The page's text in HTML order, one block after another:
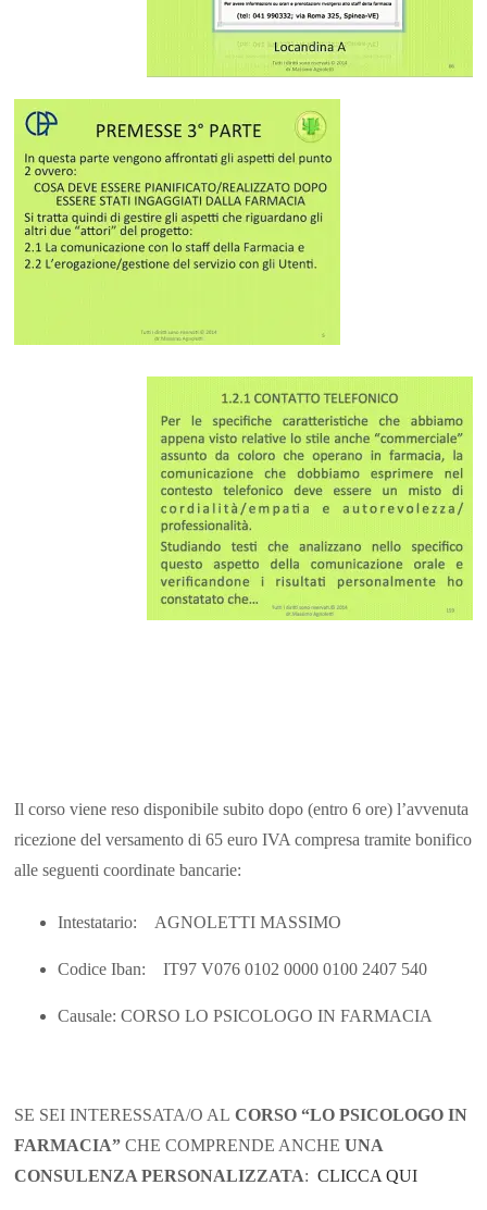
Il corso viene reso disponibile subito dopo (entro 6 ore) l’avvenuta
ricezione del versamento di 65 euro IVA compresa tramite bonifico
alle seguenti coordinate bancarie:
Intestatario: AGNOLETTI MASSIMO
Codice Iban: IT97 V076 0102 0000 0100 2407 540
Causale: CORSO LO PSICOLOGO IN FARMACIA
SE SEI INTERESSATA/O ALCORSO “LO PSICOLOGO IN
FARMACIA” CHE COMPRENDE ANCHEUNA
CONSULENZA PERSONALIZZATA:CLICCA QUI